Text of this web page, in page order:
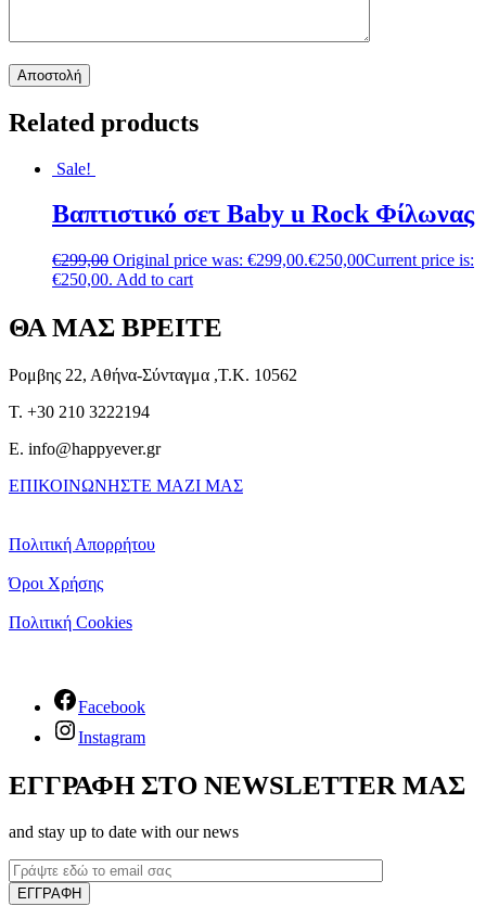
Related products
Sale!
Βαπτιστικό σετ Baby u Rock Φίλωνας
€299,00 Original price was: €299,00.€250,00Current price is:
€250,00. Add to cart
ΘΑ ΜΑΣ ΒΡΕΙΤΕ
Ρομβης 22, Αθήνα-Σύνταγμα ,Τ.Κ. 10562
T. +30 210 3222194
E. info@happyever.gr
ΕΠΙΚΟΙΝΩΝΗΣΤΕ ΜΑΖΙ ΜΑΣ
Πολιτική Απορρήτου
Όροι Χρήσης
Πολιτική Cookies
Facebook
Instagram
ΕΓΓΡΑΦΗ ΣΤΟ NEWSLETTER ΜΑΣ
and stay up to date with our news